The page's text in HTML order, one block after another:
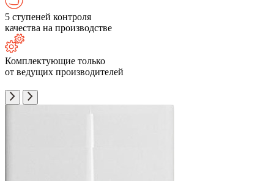
5 ступеней контроля
качества на производстве
Комплектующие только
от ведущих производителей